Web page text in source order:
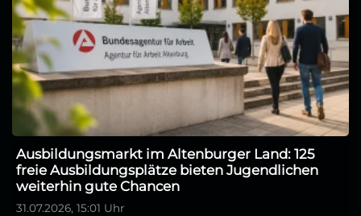
Ausbildungsmarkt im Altenburger Land: 125
freie Ausbildungsplätze bieten Jugendlichen
weiterhin gute Chancen
31.07.2026, 15:01 Uhr